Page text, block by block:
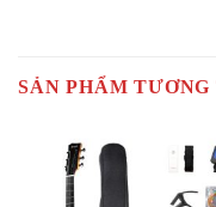
SẢN PHẨM TƯƠNG